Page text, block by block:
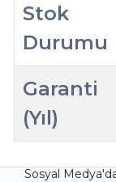
Stok
Durumu
Garanti
(Yıl)
Sosyal